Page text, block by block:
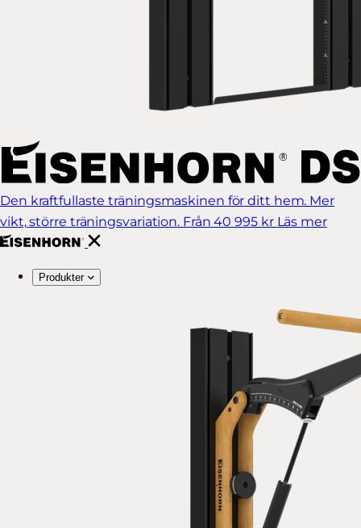
Den kraftfullaste träningsmaskinen för ditt hem. Mer
vikt, större träningsvariation. Från 40 995 kr Läs mer
Produkter